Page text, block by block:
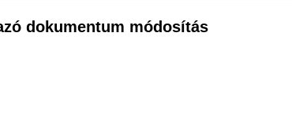
dokumentum módosítás